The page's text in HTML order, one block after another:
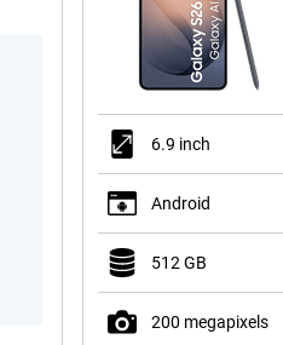
6.9 inch
Android
512 GB
200 megapixels